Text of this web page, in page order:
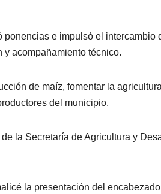
e impulsó el intercambio
y acompañamiento técnico.
de maíz, fomentar la
del municipio.
la Secretaría de Agricultura y
la presentación del